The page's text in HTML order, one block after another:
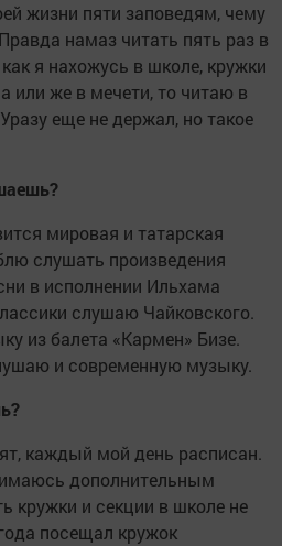
жизни пяти заповедям, чему
намаз читать пять раз в
я нахожусь в школе, кружки
или же в мечети, то читаю в
еще не держал, но такое
мировая и татарская
слушать произведения
в исполнении Ильхама
слушаю Чайковского.
из балета «Кармен» Бизе.
и современную музыку.
каждый мой день расписан.
дополнительным
кружки и секции в школе не
посещал кружок